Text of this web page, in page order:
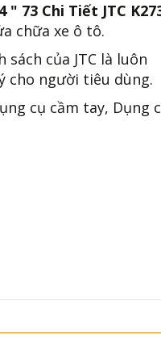
" 73 Chi Tiết JTC
chữa xe ô tô.
của JTC là luôn
cho người tiêu dùng.
cụ cầm tay, Dụng